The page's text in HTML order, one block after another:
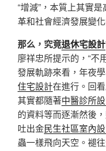
“增減”，本質上其實
革和社會經濟發展變
那么，究竟退休宅設計
廖祥忠所提示的，“不
發展軌跡來看，年夜
住宅設計在進行。回
其實都隨著中醫診所
的資料等而逐漸然後
吐出金民生社區室內
蟲一樣飛向天空。褪